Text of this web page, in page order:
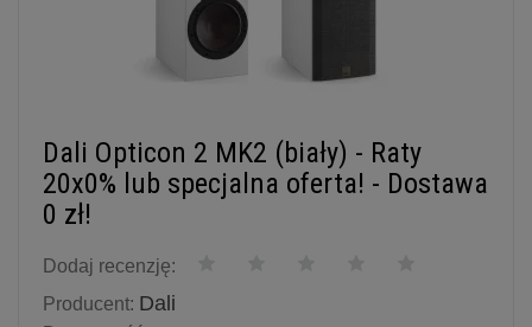
Dali Opticon 2 MK2 (biały) - Raty
20x0% lub specjalna oferta! - Dostawa
0 zł!
Dodaj recenzję:
Producent: Dali